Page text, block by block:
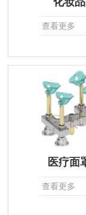
查看更多
医疗面
查看更多